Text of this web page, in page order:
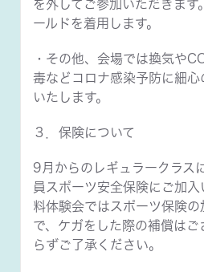
を外してご参加いただきます
ールドを着用します。
・その他、会場では換気や
毒などコロナ感染予防に細
いたします。
３．保険について
9月からのレギュラークラス
員スポーツ安全保険にご加
料体験会ではスポーツ保険
で、ケガをした際の補償はご
らずご了承ください。